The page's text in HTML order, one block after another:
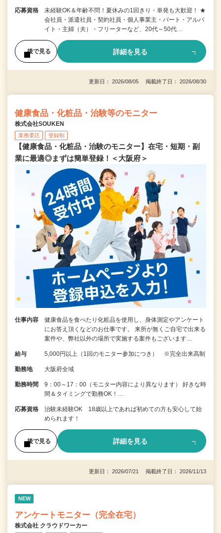
応募資格
未経験OK＆年齢不問！夏休みの1回きり・単発も大歓迎！ ★
会社員・派遣社員・契約社員・個人事業主・パート・アルバ
イト・主婦（夫）・フリーターなど、20代～50代…
後で見る 詳細を見る
更新日： 2026/08/05 掲載終了日： 2026/08/30
健康食品・化粧品・治験等のモニター
株式会社SOUKEN
業務委託 登録制
【健康食品・化粧品・治験のモニター】在宅・短期・副
業に最適◎まずは簡単登録！＜大阪府＞
仕事内容
健康食品を食べたり化粧品を使用し、身体測定やアンケート
にお答え頂くなどのお仕事です。 来所が無くご自宅で出来る
案件や、弊社以外の場所で実施する案件もございます…
給与 5,000円以上（1回のモニター参加につき） ※完全出来高制
勤務地 大阪府全域
勤務時間
9：00～17：00（モニター内容により異なります） 好きな時
間＆タイミングで勤務OK！…
応募資格
治験未経験OK 18歳以上であれば初めての方も安心して始
められます！
後で見る 詳細を見る
更新日： 2026/07/21 掲載終了日： 2026/11/13
NEW
アンケートモニター（完全在宅）
株式会社 クラウドワーカー